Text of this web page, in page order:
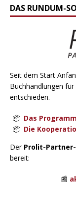
DAS RUNDUM-
Seit dem Start
Buchhandlungen für
entschieden.
Das
Die
Der Prolit-
bereit:
📰